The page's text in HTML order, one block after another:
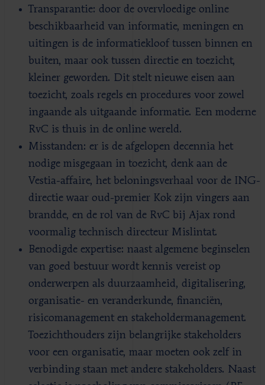
Transparantie: door de overvloedige online
beschikbaarheid van informatie, meningen en
uitingen is de informatiekloof tussen binnen en
buiten, maar ook tussen directie en toezicht,
kleiner geworden. Dit stelt nieuwe eisen aan
toezicht, zoals regels en procedures voor zowel
ingaande als uitgaande informatie. Een moderne
RvC is thuis in de online wereld.
Misstanden: er is de afgelopen decennia het
nodige misgegaan in toezicht, denk aan de
Vestia-affaire, het beloningsverhaal voor de ING-
directie waar oud-premier Kok zijn vingers aan
brandde, en de rol van de RvC bij Ajax rond
voormalig technisch directeur Mislintat.
Benodigde expertise: naast algemene beginselen
van goed bestuur wordt kennis vereist op
onderwerpen als duurzaamheid, digitalisering,
organisatie- en veranderkunde, financiën,
risicomanagement en stakeholdermanagement.
Toezichthouders zijn belangrijke stakeholders
voor een organisatie, maar moeten ook zelf in
verbinding staan met andere stakeholders. Naast